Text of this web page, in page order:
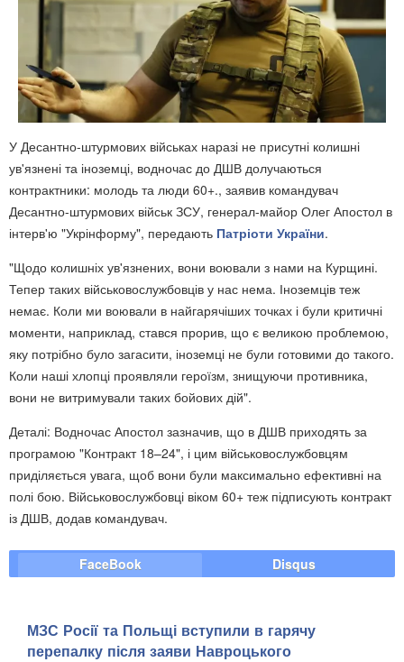
У Десантно-штурмових військах наразі не присутні колишні
ув'язнені та іноземці, водночас до ДШВ долучаються
контрактники: молодь та люди 60+., заявив командувач
Десантно-штурмових військ ЗСУ, генерал-майор Олег Апостол в
інтерв'ю "Укрінформу", передають Патріоти України.
"Щодо колишніх ув'язнених, вони воювали з нами на Курщині.
Тепер таких військовослужбовців у нас нема. Іноземців теж
немає. Коли ми воювали в найгарячіших точках і були критичні
моменти, наприклад, стався прорив, що є великою проблемою,
яку потрібно було загасити, іноземці не були готовими до такого.
Коли наші хлопці проявляли героїзм, знищуючи противника,
вони не витримували таких бойових дій".
Деталі: Водночас Апостол зазначив, що в ДШВ приходять за
програмою "Контракт 18–24", і цим військовослужбовцям
приділяється увага, щоб вони були максимально ефективні на
полі бою. Військовослужбовці віком 60+ теж підписують контракт
із ДШВ, додав командувач.
FaceBook Disqus
МЗС Росії та Польщі вступили в гарячу
перепалку після заяви Навроцького